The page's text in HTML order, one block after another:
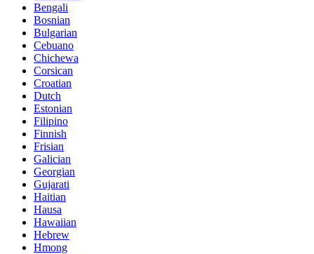
Bengali
Bosnian
Bulgarian
Cebuano
Chichewa
Corsican
Croatian
Dutch
Estonian
Filipino
Finnish
Frisian
Galician
Georgian
Gujarati
Haitian
Hausa
Hawaiian
Hebrew
Hmong